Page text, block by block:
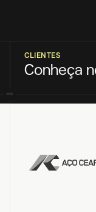
CLIENTES
Conheça